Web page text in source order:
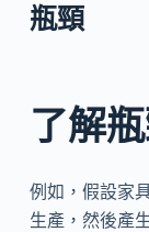
瓶頸
了解
例如，假設家
生產，然後產